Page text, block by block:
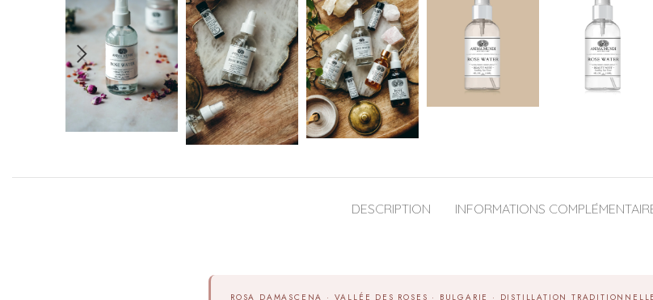
DESCRIPTION INFORMATIONS
ROSA DAMASCENA · VALLÉE DES ROSES · BULGARIE · DISTILLATION